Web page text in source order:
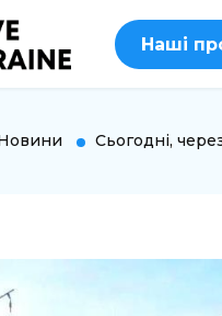
Наші
Сьогодні,